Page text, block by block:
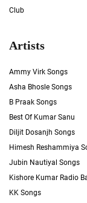
Club
Artists
Ammy Virk Songs
Asha Bhosle Songs
B Praak Songs
Best Of Kumar Sanu
Diljit Dosanjh Songs
Himesh Reshammiya
Jubin Nautiyal Songs
Kishore Kumar Radio
KK Songs